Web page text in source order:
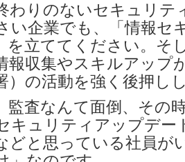
わりのないセキュリテ
い企業でも、「情報セ
を立ててください。そ
報収集やスキルアップ
）の活動を強く後押し
監査なんて面倒、その
キュリティアップデー
どと思っている社員が